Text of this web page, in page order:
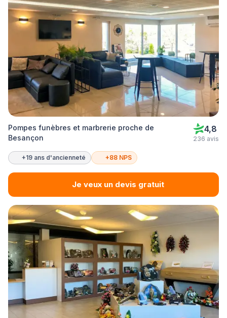
Pompes funèbres et marbrerie proche de
Besançon
4,8
236 avis
+19 ans d'ancienneté +88 NPS
Je veux un devis gratuit